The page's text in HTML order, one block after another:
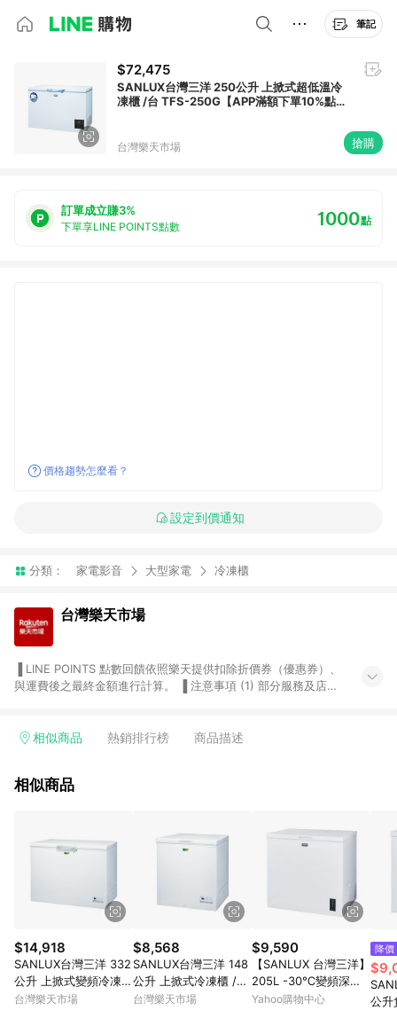
筆記
$72,475
SANLUX台灣三洋 250公升 上掀式超低溫冷
凍櫃 /台 TFS-250G【APP滿額下單10%點數
台灣樂天市場 搶購
訂單成立賺3%
下單享LINE POINTS點數 1000點
價格趨勢怎麼看？
設定到價通知
分類： 家電影音 大型家電 冷凍櫃
台灣樂天市場
與運費後之最終金額進行計算。 ▐ 注意事項 (1) 部分服務及店家
Smart mobile、神腦生活、JS巨盛、樂天KOBO電子書，請詳閱
台灣樂天市場，並在同一瀏覽器於24小時內結帳，才享有 LINE
使用APP、或中途瀏覽比價網、回饋網、Google等其他網頁、或
由網頁版(電腦版/手機版網頁)切換為App都將會造成追蹤中斷而
位、贈品與台灣樂天市場銷售網頁不符，以銷售網頁標示為準。
(6) 導購訂單已逾 365 天，根據台灣樂天回饋規定，逾期訂單將
不符合回饋資格。 (7) 若上述或其他原因，致使消費者無接收到
點數回饋或點數回饋有爭議，台灣樂天市場保有更改條款與法律
追訴之權利，活動詳情以樂天市場網站公告為準。
相似商品 熱銷排行榜 商品描述
相似商品
$14,918
SANLUX台灣三洋 332
公升 上掀式變頻冷凍櫃
/台 SCF-V340GE【AP
台灣樂天市場
$8,568
SANLUX台灣三洋 148
公升 上掀式冷凍櫃 /台
SCF-148GE【APP滿
台灣樂天市場
$9,590
【SANLUX 台灣三洋】
205L -30℃變頻深溫
臥式冷凍櫃 SCF-V205
Yahoo購物中心
降價
公升